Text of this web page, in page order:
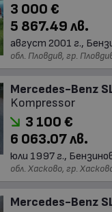
3 000 €
5 867.49 лв.
август 2001 г.,
обл. Пловдив, гр.
Mercedes-Benz
Kompressor
3 100 €
6 063.07 лв.
юли 1997 г.,
обл. Хасково, гр.
Mercedes-Benz